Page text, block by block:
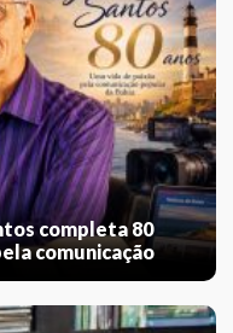
completa 80
comunicação